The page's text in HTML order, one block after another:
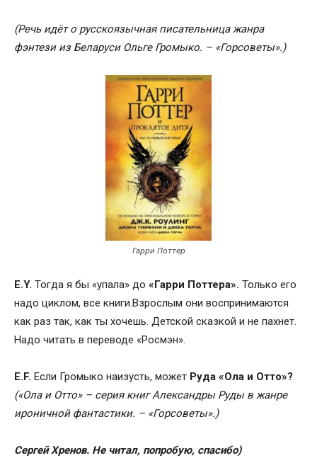
(Речь идёт о русскоязычная писательница жанра
фэнтези из Беларуси Ольге Громыко. – «Горсоветы».)
Гарри Поттер
E.Y. Тогда я бы «упала» до «Гарри Поттера». Только его
надо циклом, все книги.Взрослым они воспринимаются
как раз так, как ты хочешь. Детской сказкой и не пахнет.
Надо читать в переводе «Росмэн».
E.F. Если Громыко наизусть, может Руда «Ола и Отто»?
(«Ола и Отто» – серия книг Александры Руды в жанре
ироничной фантастики. – «Горсоветы».)
Cергей Хренов. Не читал, попробую, спасибо)